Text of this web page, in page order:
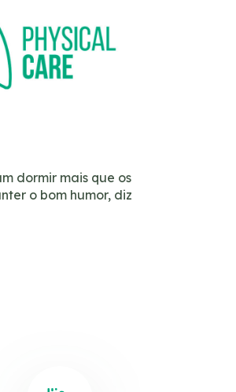
dormir mais que os
o bom humor, diz